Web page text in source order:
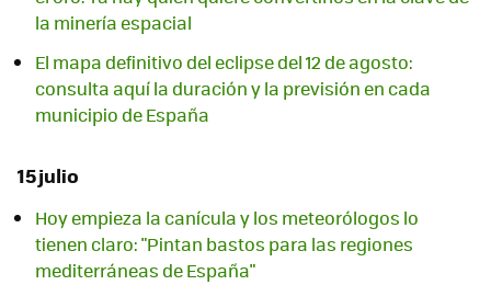
la minería espacial
El mapa definitivo del eclipse del 12 de agosto:
consulta aquí la duración y la previsión en cada
municipio de España
15 julio
Hoy empieza la canícula y los meteorólogos lo
tienen claro: "Pintan bastos para las regiones
mediterráneas de España"